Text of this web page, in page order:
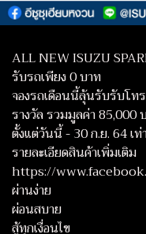
ALL NEW ISUZU
รับรถเพียง 0 บาท
จองรถเดือนนี้ลุ้นรับรับโท
รางวัล รวมมูลค่า 85,000
ตั้งแต่วันนี้ - 30 ก.ย. 64 เ
รายละเอียดสินค้าเพิ่มเติม
https://
ผ่านง่าย
ผ่อนสบาย
สู้ทุกเงื่อนไข